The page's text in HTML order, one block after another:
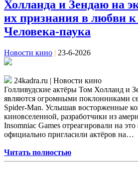
Холланда и Зендаю на
их признания в любви
Человека-паука
Новости кино | 23-6-2026
24kadra.ru | Новости кино
Голливудские актёры Том Холланд и
являются огромными поклонниками
Spider-Man. Услышав восторженные
киновселенной, разработчики из
Insomniac Games отреагировали на
официально пригласили актёров на…
Читать полностью